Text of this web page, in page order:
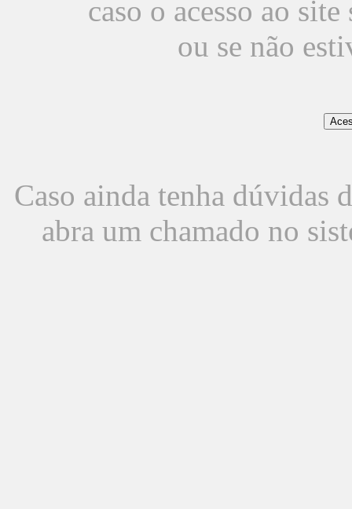
caso o acesso ao
ou se não
Caso ainda tenha dúvidas
abra um chamado no